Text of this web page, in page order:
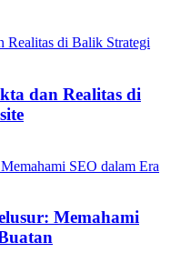
dan Realitas di
Memahami